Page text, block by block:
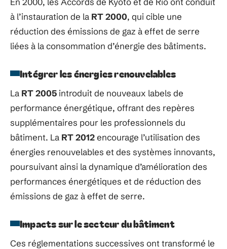
à l’instauration de la RT 2000, qui cible une
réduction des émissions de gaz à effet de serre
liées à la consommation d’énergie des bâtiments.
Intégrer les énergies renouvelables
La RT 2005 introduit de nouveaux labels de
performance énergétique, offrant des repères
supplémentaires pour les professionnels du
bâtiment. La RT 2012encourage l’utilisation des
énergies renouvelables et des systèmes innovants,
poursuivant ainsi la dynamique d’amélioration des
performances énergétiques et de réduction des
émissions de gaz à effet de serre.
Impacts sur le secteur du bâtiment
Ces réglementations successives ont transformé le